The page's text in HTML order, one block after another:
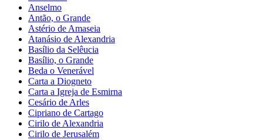
Anselmo
Antão, o Grande
Astério de Amaseia
Atanásio de Alexandria
Basílio da Selêucia
Basílio, o Grande
Beda o Venerável
Carta a Diogneto
Carta a Igreja de Esmirna
Cesário de Arles
Cipriano de Cartago
Cirilo de Alexandria
Cirilo de Jerusalém